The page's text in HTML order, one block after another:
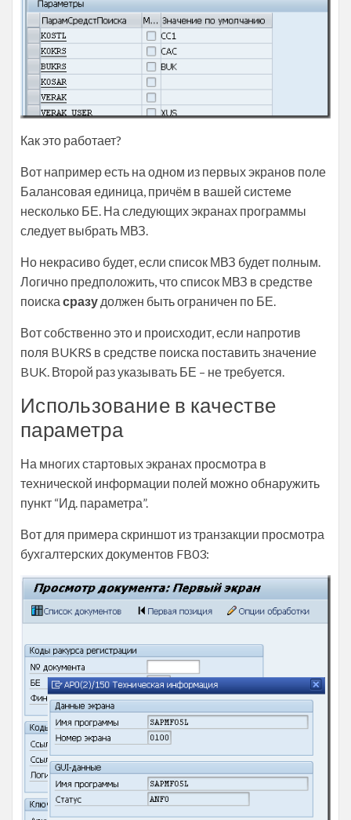
Как это работает?
Вот например есть на одном из первых экранов поле
Балансовая единица, причём в вашей системе
несколько БЕ. На следующих экранах программы
следует выбрать МВЗ.
Но некрасиво будет, если список МВЗ будет полным.
Логично предположить, что список МВЗ в средстве
поиска сразу должен быть ограничен по БЕ.
Вот собственно это и происходит, если напротив
поля BUKRS в средстве поиска поставить значение
BUK. Второй раз указывать БЕ – не требуется.
Использование в качестве
параметра
На многих стартовых экранах просмотра в
технической информации полей можно обнаружить
пункт “Ид. параметра”.
Вот для примера скриншот из транзакции просмотра
бухгалтерских документов FB03: